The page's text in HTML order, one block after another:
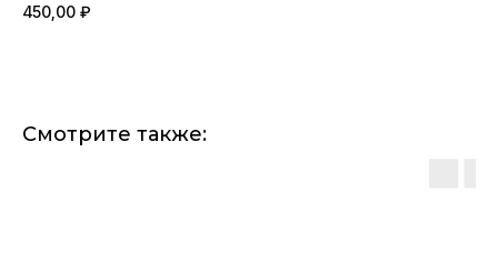
450,00 ₽
Смотрите также: